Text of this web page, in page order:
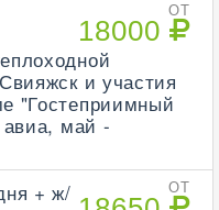
ОТ
18000
и участия
"Гостеприимный
май -
ОТ
+ ж/